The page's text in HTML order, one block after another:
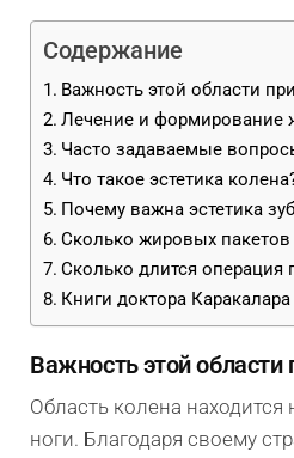
Содержание
Важность этой области
Лечение и формирование
Часто задаваемые
Что такое эстетика
Почему важна эстетика
Сколько жировых пакетов
Сколько длится операция
Книги доктора Каракалара
Важность этой
Область колена находится
ноги. Благодаря своему